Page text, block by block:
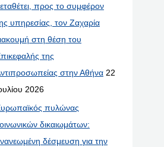
προς το συμφέρον
υπηρεσίας, τον Ζαχαρία
στη θέση του
της
στην Αθήνα 22
2026
πυλώνας
δικαιωμάτων:
δέσμευση για την